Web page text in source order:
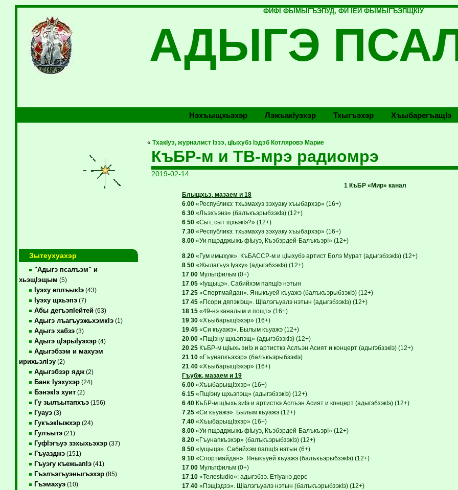
ФИФI ФЫМЫГЪЭПУД, ФИ IЕЙ ФЫМЫГЪЭПЩКIУ
АДЫГЭ
Нэхъыщхьэхэр Лэжьакlуэхэр Тхыгъэхэр Хъыбарегъащlэ
Зытеухуахэр
"Адыгэ псалъэм" и
хьэщIэщым (5)
Iуэху еплъыкIэ(43)
Iуэху щхьэпэ(7)
Абы дегъэпIейтей(63)
Адыгэ лъагъуэжьхэмкIэ(1)
Адыгэ хабзэ(3)
Адыгэ цIэрыIуэхэр(4)
Адыгэбзэм и махуэм
ирихьэлIэу(2)
Адыгэбзэр ядж(2)
Банк Iуэхухэр(24)
БэнэкIэ хуит(2)
Гу зылъытапхъэ(156)
Гуауэ(3)
ГукъэкIыжхэр(24)
Гулъытэ(21)
ГуфIэгъуэ зэхыхьэхэр(37)
Гъуазджэ(151)
Гъуэгу къежьапIэ(41)
Гъэлъэгъуэныгъэхэр(85)
Гъэмахуэ(10)
« ТхакIуэ, журналист Iэзэ, цIыхубз Iэдэб Котляровэ Марие
КъБР-м и ТВ-мрэ радиомрэ
2019-02-14
1 КъБР «Мир» канал
Блыщхьэ, мазаем и 18
6. 00«Республикэ: тхьэмахуэ зэхуаку хъыбархэр» (16+)
6. 30«Лъэхъэнэ» (балъкъэрыбзэкIэ) (12+)
6. 50«Сыт, сыт щхьэкIэ?» (12+)
7. 30«Республикэ: тхьэмахуэ зэхуаку хъыбархэр» (16+)
8. 00«Уи пщэдджыжь фIыуэ, Къэбэрдей-Балъкъэр!» (12+)
8. 20«Гум имыхуж». КъБАССР-м и цIыхубэ артист Болэ Мурат (адыгэбзэкIэ) (12+)
8. 50«Жылагъуэ Iуэху» (адыгэбзэкIэ) (12+)
17. 00Мультфильм (0+)
17. 05«Iущыцэ». Сабийхэм папщIэ нэтын
17. 25«Спортмайдан». Яныкъуей къуажэ (балъкъэрыбзэкIэ) (12+)
17. 45«Псори дяпэкIэщ». ЩIалэгъуалэ нэтын (адыгэбзэкIэ) (12+)
18. 15«49-нэ каналым и пощт» (16+)
19. 30«ХъыбарыщIэхэр» (16+)
19. 45«Си къуажэ». Былым къуажэ (12+)
20. 00«ПщIэну щхьэпэщ» (адыгэбзэкIэ) (12+)
20. 25КъБР-м щIыхь зиIэ и артисткэ Аслъэн Асият и концерт (адыгэбзэкIэ) (12+)
21 10«Гъунапкъэхэр» (балъкъэрыбзэкIэ)
21 40«ХъыбарыщIэхэр» (16+)
Гъубж, мазаем и 19
6. 00«ХъыбарыщIэхэр» (16+)
6. 15«ПщIэну щхьэпэщ» (адыгэбзэкIэ) (12+)
6. 40КъБР-м щIыхь зиIэ и артисткэ Аслъэн Асият и концерт (адыгэбзэкIэ) (12+)
7. 25«Си къуажэ». Былым къуажэ (12+)
7. 40«ХъыбарыщIэхэр» (16+)
8. 00«Уи пщэдджыжь фIыуэ, Къэбэрдей-Балъкъэр!» (12+)
8. 20«Гъунапкъэхэр» (балъкъэрыбзэкIэ) (12+)
8. 50«Iущыцэ». Сабийхэм папщIэ нэтын (6+)
9. 10«Спортмайдан». Яныкъуей къуажэ (балъкъэрыбзэкIэ) (12+)
17. 00Мультфильм (0+)
17. 10«Teлеstudio»: адыгэбзэ. ЕтIуанэ дерс
17. 40«ПэщIэдзэ». ЩIалэгъуалэ нэтын (балъкъэрыбзэкIэ) (12+)